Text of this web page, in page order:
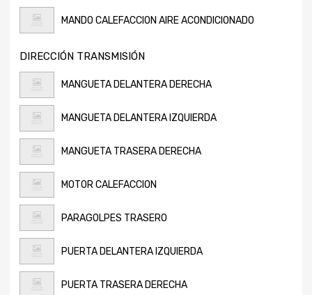
MANDO CALEFACCION AIRE ACONDICIONADO
DIRECCIÓN TRANSMISIÓN
MANGUETA DELANTERA DERECHA
MANGUETA DELANTERA IZQUIERDA
MANGUETA TRASERA DERECHA
MOTOR CALEFACCION
PARAGOLPES TRASERO
PUERTA DELANTERA IZQUIERDA
PUERTA TRASERA DERECHA